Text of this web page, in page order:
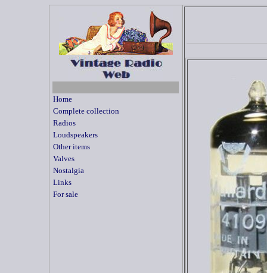
Home
Complete collection
Radios
Loudspeakers
Other items
Valves
Nostalgia
Links
For sale